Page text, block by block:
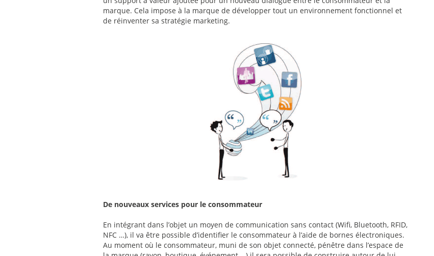
marque. Cela impose à la marque de développer tout un environnement fonctionnel et
de réinventer sa stratégie marketing.
De nouveaux services pour le consommateur
En intégrant dans l’objet un moyen de communication sans contact (Wifi, Bluetooth, RFID,
NFC …), il va être possible d’identifier le consommateur à l’aide de bornes électroniques.
Au moment où le consommateur, muni de son objet connecté, pénêtre dans l’espace de